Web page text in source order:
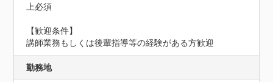
上必須
【歓迎条件】
講師業務もしくは後輩指導等の経験がある方歓迎
勤務地